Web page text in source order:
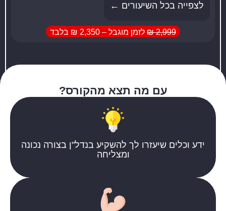
לצפייה בכל השיעורים ←
2,999 ₪ לזמן מוגבל – 2,350 ₪ בלבד
עם מה תצא מהקורס?
ידע וכלים שיעזרו לך להשקיע בנדל"ן בצורה נכונה
ומצליחה